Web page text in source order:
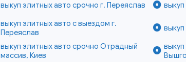
выкуп элитных авто срочно г. Переяслав
выкуп элитных авто с выездом г.
Переяслав
выкуп элитных авто срочно Отрадный
массив, Киев